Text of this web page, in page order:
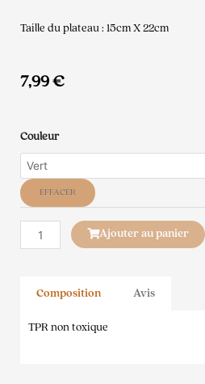
Taille du plateau : 15cm X 22cm
7,99€
Couleur
EFFACER
quantité
de
Lickimat
Casper
Ajouter au panier
Composition Avis
TPR non toxique